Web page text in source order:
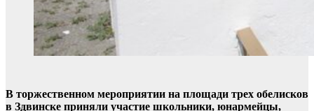
В торжественном мероприятии на площади трех обелисков
в Здвинске приняли участие школьники, юнармейцы,